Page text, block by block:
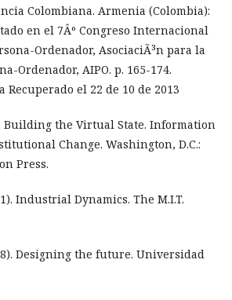
Colombiana. Armenia (Colombia):
en el 7Âº Congreso Internacional
Ordenador, AsociaciÃ³n para la
Ordenador, AIPO. p. 165-174.
Recuperado el 22 de 10 de 2013
Building the Virtual State. Information
Change. Washington, D.C.:
Press.
Industrial Dynamics. The M.I.T.
Designing the future. Universidad